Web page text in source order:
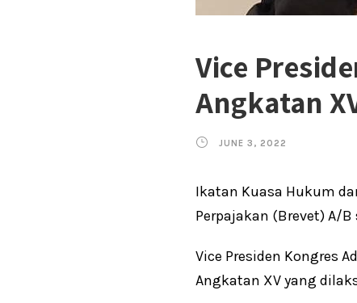
Vice
Angkatan
JUNE 3, 2022
Ikatan Kuasa Hukum
Perpajakan (Brevet) A/B
Vice Presiden Kongres
Angkatan XV yang